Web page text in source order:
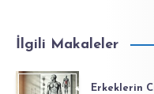
İlgili Makaleler
Erkeklerin